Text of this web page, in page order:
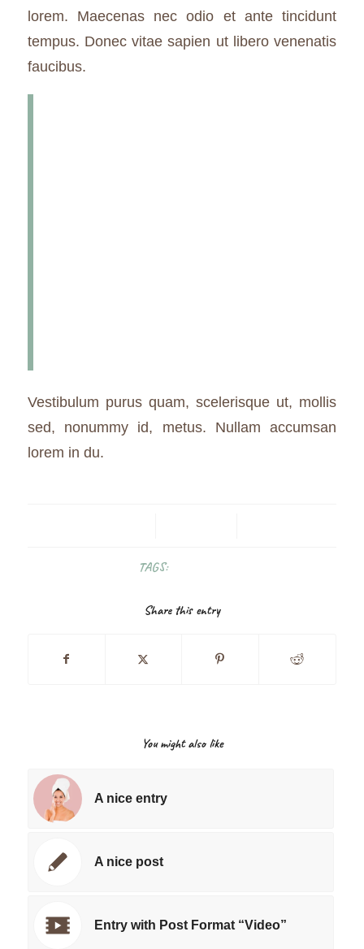
lorem. Maecenas nec odio et ante tincidunt
tempus. Donec vitae sapien ut libero venenatis
faucibus.
Vestibulum purus quam, scelerisque ut, mollis
sed, nonummy id, metus. Nullam accumsan
lorem in du.
TAGS:
Share this entry
You might also like
A nice entry
A nice post
Entry with Post Format “Video”